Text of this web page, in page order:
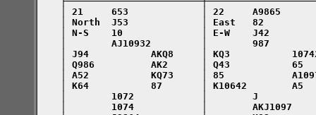
│ 21     653             │ 22     A9865
│ North  J53             │ East   82
│ N-S    10              │ E-W    J42
│        AJ10932         │        987
│ J94           AKQ8     │ KQ3
│ Q986          AK2      │ Q43           65
│ A52           KQ73     │ 85
│ K64           87       │ K10642        A5
│        1072            │        J
│        1074            │        AKJ1097